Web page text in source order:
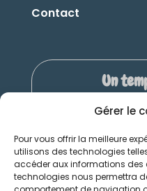
Gérer le
Pour vous offrir la meilleure
utilisons des technologies
accéder aux informations des
technologies nous permettra
Contact
Un
Offrez-vous un
l’apaisement et
Service gratuit
Appel de 15 à 45